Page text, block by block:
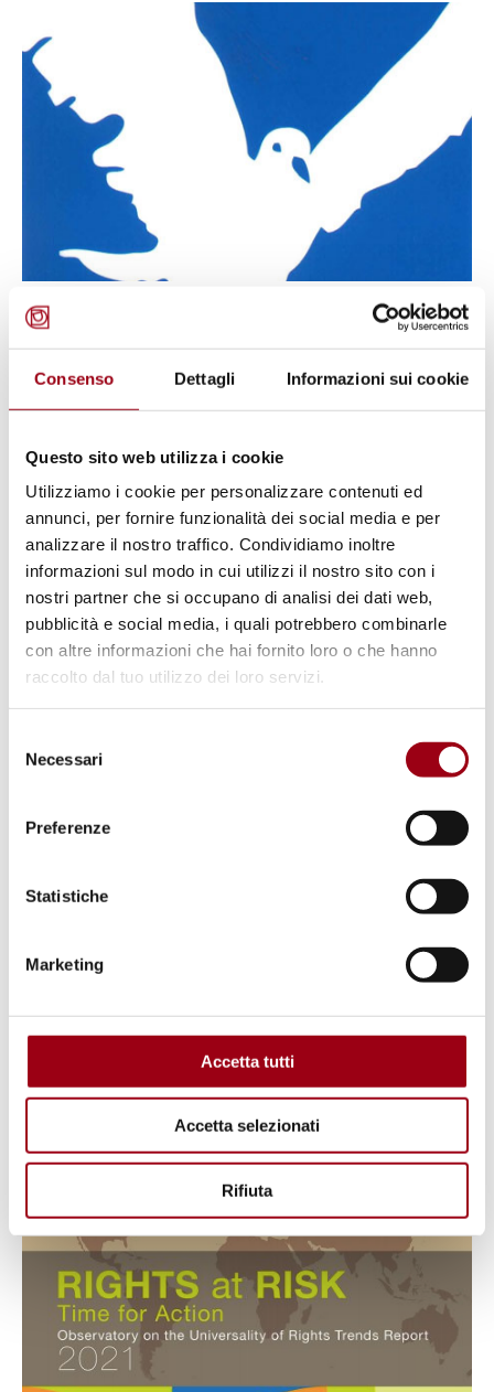
Consenso Dettagli Informazioni sui cookie
Questo sito web utilizza i cookie
Utilizziamo i cookie per personalizzare contenuti ed
annunci, per fornire funzionalità dei social media e per
analizzare il nostro traffico. Condividiamo inoltre
informazioni sul modo in cui utilizzi il nostro sito con i
nostri partner che si occupano di analisi dei dati web,
pubblicità e social media, i quali potrebbero combinarle
con altre informazioni che hai fornito loro o che hanno
raccolto dal tuo utilizzo dei loro servizi.
delNecessari
Preferenze
Statistiche
Marketing
Accetta tutti
Accetta selezionati
Rifiuta
DIRITTI UMANI
Ordine del Giorno dei Comuni in
occasione della Giornata
Internazionale dei Diritti Umani
(10 dicembre 2024): Difendiamo i
Diritti e il Diritto
29.11.2024
Hikma Summit of International
Relations- dal 24 al 27 Maggio
2023, Forlì